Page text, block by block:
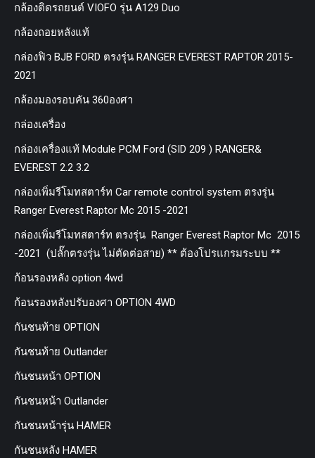
กล้องติดรถยนต์ VIOFO รุ่น A129 Duo
กล้องถอยหลังแท้
กล่องฟิว BJB FORD ตรงรุ่น RANGER EVEREST RAPTOR 2015-
2021
กล้องมองรอบคัน 360องศา
กล่องเครื่อง
กล่องเครื่องแท้ Module PCM Ford (SID 209 ) RANGER&
EVEREST 2.2 3.2
กล่องเพิ่มรีโมทสตาร์ท Car remote control system ตรงรุ่น
Ranger Everest Raptor Mc 2015 -2021
กล่องเพิ่มรีโมทสตาร์ท ตรงรุ่น Ranger Everest Raptor Mc 2015
-2021 (ปลั๊กตรงรุ่น ไม่ตัดต่อสาย) ** ต้องโปรแกรมระบบ **
ก้อนรองหลัง option 4wd
ก้อนรองหลังปรับองศา OPTION 4WD
กันชนท้าย OPTION
กันชนท้าย Outlander
กันชนหน้า OPTION
กันชนหน้า Outlander
กันชนหน้ารุ่น HAMER
กันชนหลัง HAMER